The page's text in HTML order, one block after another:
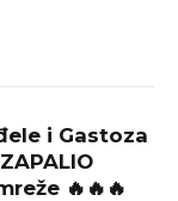
i Gastoza
🔥🔥🔥